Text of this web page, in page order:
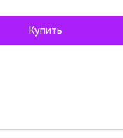
Купить